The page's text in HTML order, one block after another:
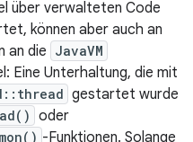
über verwalteten Code
können aber auch an
an die JavaVM
Eine Unterhaltung, die mit
gestartet wurde
oder
-Funktionen. Solange